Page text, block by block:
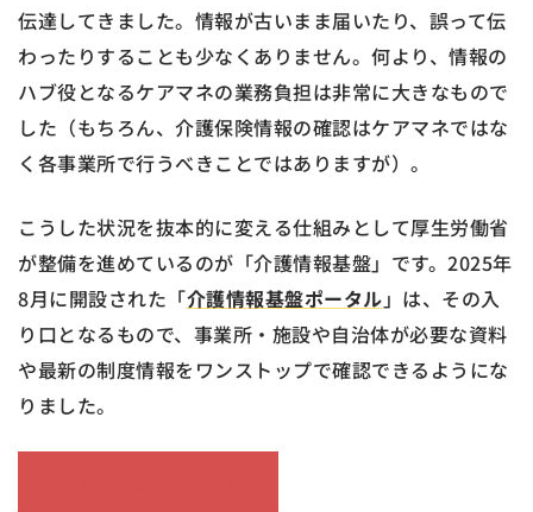
伝達してきました。情報が古いまま届いたり、誤って伝
わったりすることも少なくありません。何より、情報の
ハブ役となるケアマネの業務負担は非常に大きなもので
した（もちろん、介護保険情報の確認はケアマネではな
く各事業所で行うべきことではありますが）。
こうした状況を抜本的に変える仕組みとして厚生労働省
が整備を進めているのが「介護情報基盤」です。2025年
8月に開設された「介護情報基盤ポータル 」は、その入
り口となるもので、事業所・施設や自治体が必要な資料
や最新の制度情報をワンストップで確認できるようにな
りました。